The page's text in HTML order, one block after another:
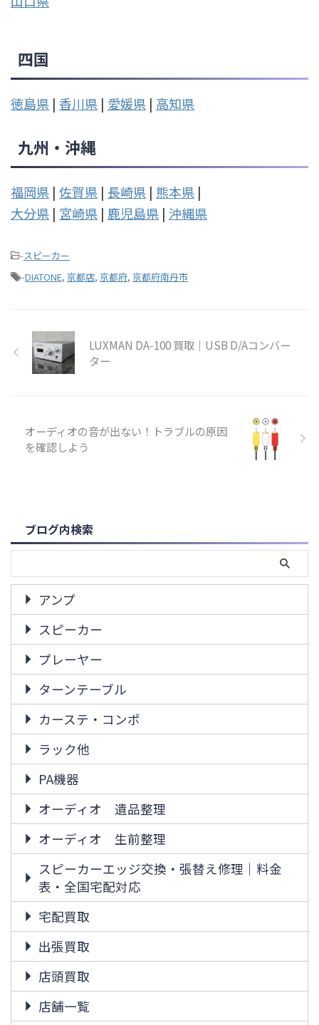
四国
徳島県 | 香川県 | 愛媛県 | 高知県
九州・沖縄
福岡県 | 佐賀県 | 長崎県 | 熊本県 |
大分県 | 宮崎県 | 鹿児島県 | 沖縄県
-スピーカー
-DIATONE, 京都店, 京都府, 京都府南丹市
LUXMAN DA-100 買取｜USB D/Aコンバー
ター
オーディオの音が出ない！トラブルの原因
を確認しよう
ブログ内検索
アンプ
スピーカー
プレーヤー
ターンテーブル
カーステ・コンポ
ラック他
PA機器
オーディオ 遺品整理
オーディオ 生前整理
スピーカーエッジ交換・張替え修理｜料金
表・全国宅配対応
宅配買取
出張買取
店頭買取
店舗一覧